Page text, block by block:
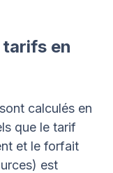
tarifs en
calculés en
que le tarif
et le forfait
est